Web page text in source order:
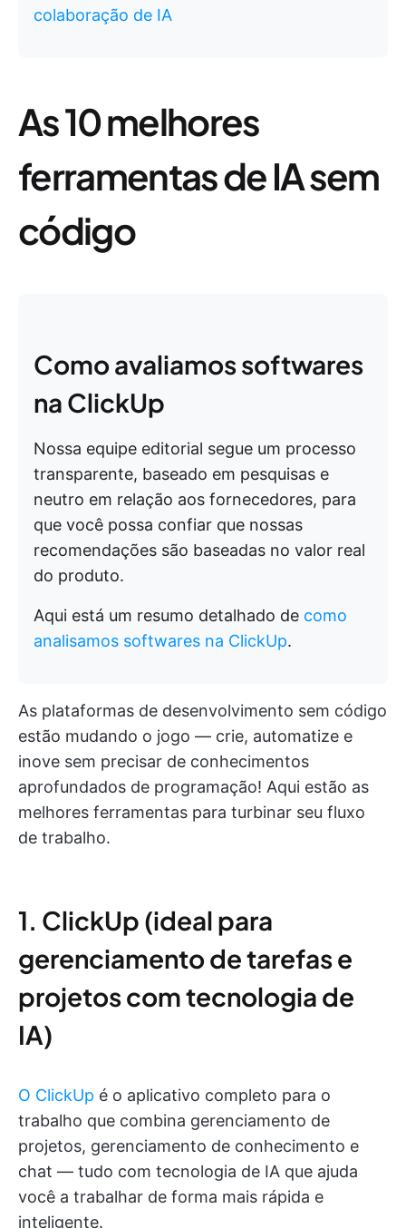
colaboração de IA
As 10 melhores
ferramentas de IA sem
código
Como avaliamos softwares
na ClickUp
Nossa equipe editorial segue um processo
transparente, baseado em pesquisas e
neutro em relação aos fornecedores, para
que você possa confiar que nossas
recomendações são baseadas no valor real
do produto.
Aqui está um resumo detalhado de como
analisamos softwares na ClickUp.
As plataformas de desenvolvimento sem código
estão mudando o jogo — crie, automatize e
inove sem precisar de conhecimentos
aprofundados de programação! Aqui estão as
melhores ferramentas para turbinar seu fluxo
de trabalho.
1. ClickUp (ideal para
gerenciamento de tarefas e
projetos com tecnologia de
IA)
O ClickUp é o aplicativo completo para o
trabalho que combina gerenciamento de
projetos, gerenciamento de conhecimento e
chat — tudo com tecnologia de IA que ajuda
você a trabalhar de forma mais rápida e
inteligente.